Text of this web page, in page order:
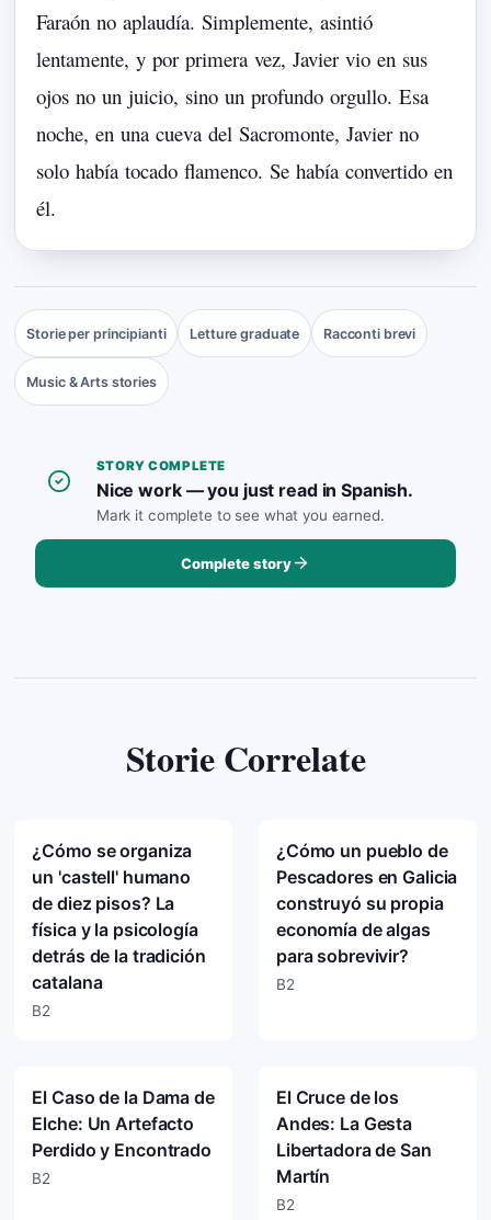
Faraón no aplaudía. Simplemente, asintió
lentamente, y por primera vez, Javier vio en sus
ojos no un juicio, sino un profundo orgullo. Esa
noche, en una cueva del Sacromonte, Javier no
solo había tocado flamenco. Se había convertido en
él.
Storie per principianti Letture graduate Racconti brevi
Music & Arts stories
STORY COMPLETE
Nice work — you just read in Spanish.
Mark it complete to see what you earned.
Complete story
Storie Correlate
¿Cómo se organiza
un 'castell' humano
de diez pisos? La
física y la psicología
detrás de la tradición
catalana
B2
¿Cómo un pueblo de
Pescadores en Galicia
construyó su propia
economía de algas
para sobrevivir?
B2
El Caso de la Dama de
Elche: Un Artefacto
Perdido y Encontrado
B2
El Cruce de los
Andes: La Gesta
Libertadora de San
Martín
B2